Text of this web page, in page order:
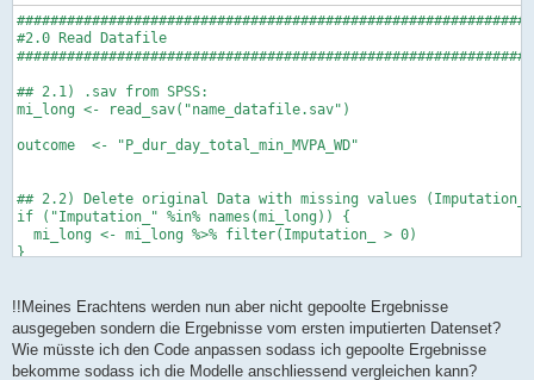
#2.0 Read Datafile
## 2.1) .sav from SPSS:
mi_long <- read_sav("name_datafile.sav")
outcome  <- "P_dur_day_total_min_MVPA_WD"
## 2.2) Delete original Data with missing values
if ("Imputation_" %in% names(mi_long)) {
  mi_long <- mi_long %>% filter(Imputation_ > 0)
}
mi_long <- mi_long %>%
  filter(!is.na(filter_1)) %>%
  filter(filter_1 == 1)
!!Meines Erachtens werden nun aber nicht gepoolte Ergebnisse
ausgegeben sondern die Ergebnisse vom ersten imputierten Datenset?
Wie müsste ich den Code anpassen sodass ich gepoolte Ergebnisse
bekomme sodass ich die Modelle anschliessend vergleichen kann?